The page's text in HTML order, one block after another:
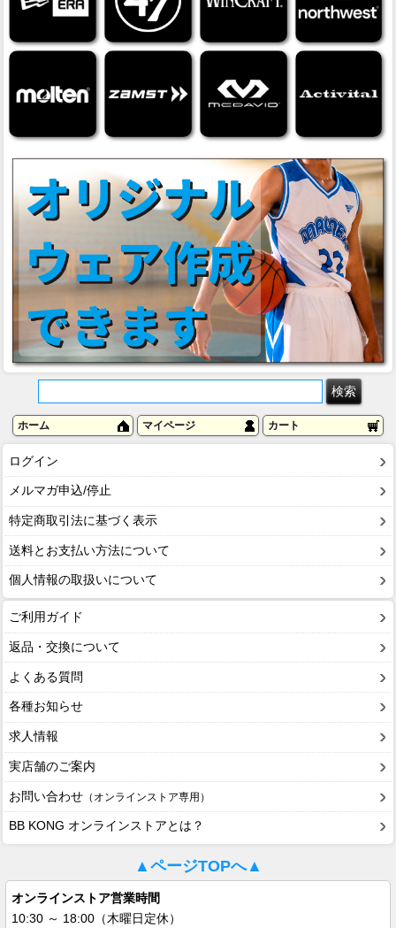
ホーム マイページ カート
ログイン
メルマガ申込/停止
特定商取引法に基づく表示
送料とお支払い方法について
個人情報の取扱いについて
ご利用ガイド
返品・交換について
よくある質問
各種お知らせ
求人情報
実店舗のご案内
お問い合わせ （オンラインストア専用）
BB KONG オンラインストアとは？
▲ページTOPへ▲
オンラインストア営業時間
10:30 ～ 18:00（木曜日定休）